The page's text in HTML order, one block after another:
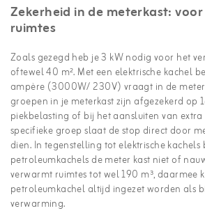
Zekerheid in de meterkast:
ruimtes
Zoals gezegd heb je 3 kW nodig voor het
oftewel 40 m². Met een elektrische kachel
ampère (3000W/ 230V) vraagt in de
groepen in je meterkast zijn afgezekerd op
piekbelasting of bij het aansluiten van
specifieke groep slaat de stop direct door
dien. In tegenstelling tot elektrische kachels
petroleumkachels de meter kast niet of
verwarmt ruimtes tot wel 190 m³, daarmee
petroleumkachel altijd ingezet worden als
verwarming.